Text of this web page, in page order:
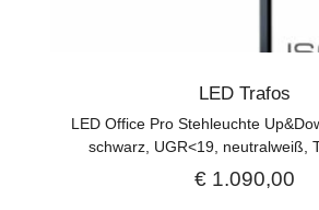
LED Trafos
LED Office Pro Stehleuchte
schwarz, UGR<19, neutralweiß,
€1.090,00